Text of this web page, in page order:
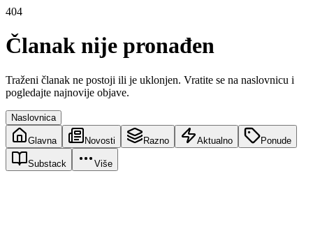
404
Članak nije pronađen
Traženi članak ne postoji ili je uklonjen. Vratite se na naslovnicu i
pogledajte najnovije objave.
Naslovnica
Glavna Novosti Razno Aktualno Ponude
Substack Više